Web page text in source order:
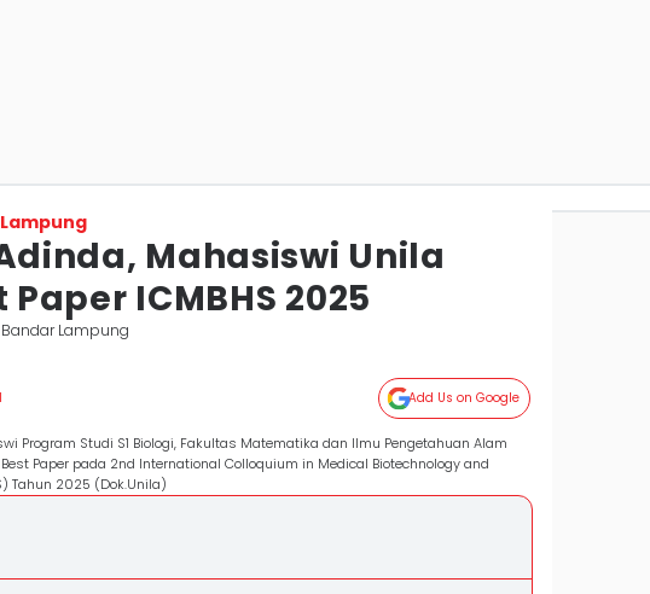
Lampung
Mahasiswi Unila
Paper ICMBHS 2025
Bandar Lampung
Add Us on Google
Program Studi S1 Biologi, Fakultas Matematika dan Ilmu Pengetahuan Alam
Paper pada 2nd International Colloquium in Medical Biotechnology and
Tahun 2025 (Dok.Unila)